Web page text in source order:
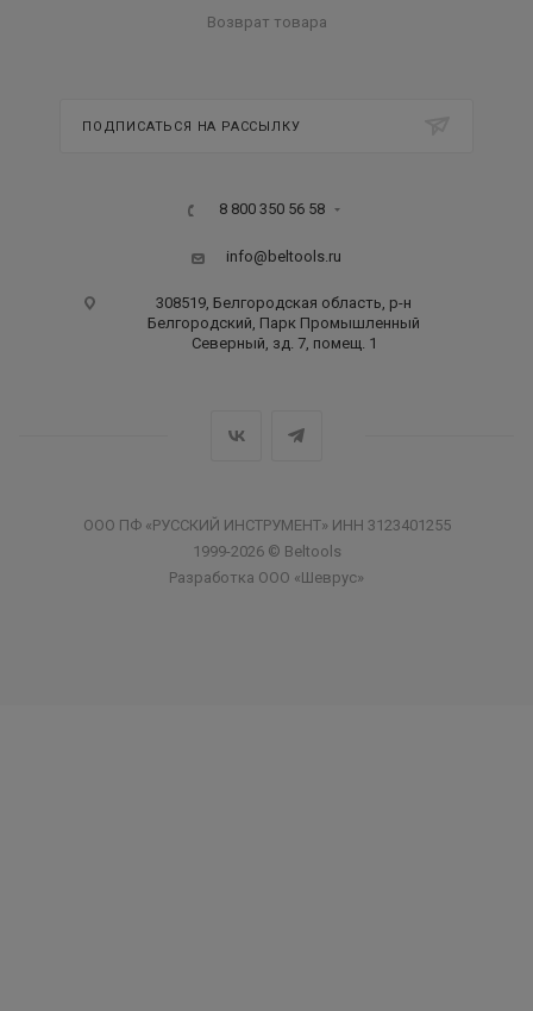
Возврат товара
ПОДПИСАТЬСЯ НА РАССЫЛКУ
8 800 350 56 58
info@beltools.ru
308519, Белгородская область, р-н
Белгородский, Парк Промышленный
Северный, зд. 7, помещ. 1
ООО ПФ «РУССКИЙ ИНСТРУМЕНТ» ИНН 3123401255
1999-2026 © Beltools
Разработка ООО «Шеврус»